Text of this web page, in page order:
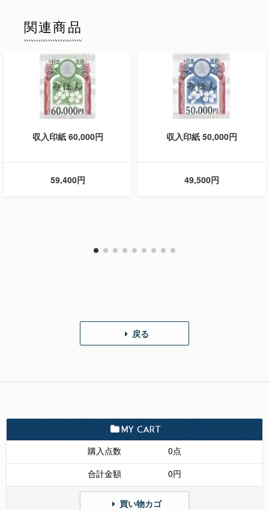
関連商品
収入印紙 60,000円
59,400円
収入印紙 50,000円
49,500円
戻る
MY CART
購入点数
0点
合計金額
0円
買い物カゴ